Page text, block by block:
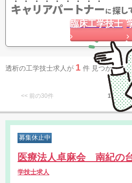
キャリアパートナーに探し
臨床工学技士
透析の工学技士求人が 1 件 見つかりま
<< 前の30件 1
募集休止中
医療法人卓麻会 南紀の
学技士求人